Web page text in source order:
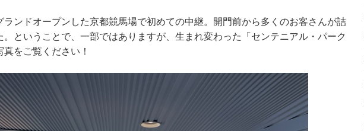
ランドオープンした京都競馬場で初めての中継。開門前から多くのお客さんが詰
。ということで、一部ではありますが、生まれ変わった「センテニアル・パーク
をご覧ください！